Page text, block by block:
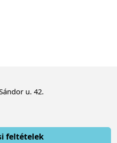
u. 42.
feltételek